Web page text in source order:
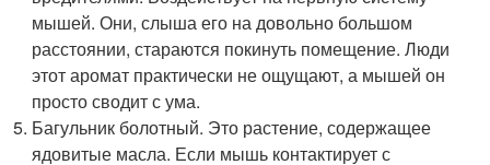
мышей. Они, слыша его на довольно большом
расстоянии, стараются покинуть помещение. Люди
этот аромат практически не ощущают, а мышей он
просто сводит с ума.
Багульник болотный. Это растение, содержащее
ядовитые масла. Если мышь контактирует с